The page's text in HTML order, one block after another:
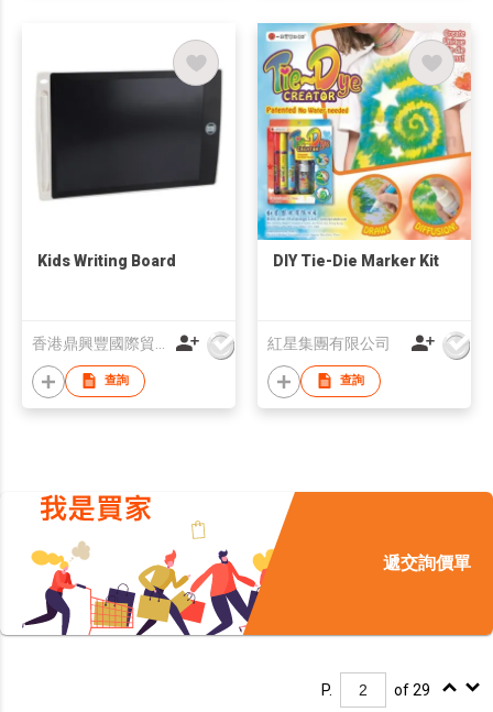
Kids Writing Board
查詢
DIY Tie-Die Marker Kit
紅星集團有限公司
查詢
遞交詢價單
P. of 29